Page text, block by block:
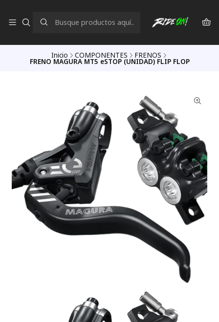
Inicio COMPONENTES FRENOS
FRENO MAGURA MT5 eSTOP (UNIDAD) FLIP FLOP